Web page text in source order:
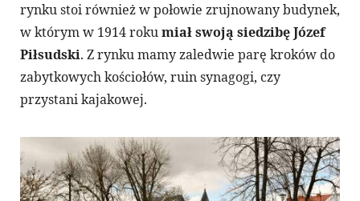
rynku stoi również w połowie zrujnowany budynek,
w którym w 1914 rokumiał swoją siedzibę Józef
Piłsudski. Z rynku mamy zaledwie parę kroków do
zabytkowych kościołów, ruin synagogi, czy
przystani kajakowej.